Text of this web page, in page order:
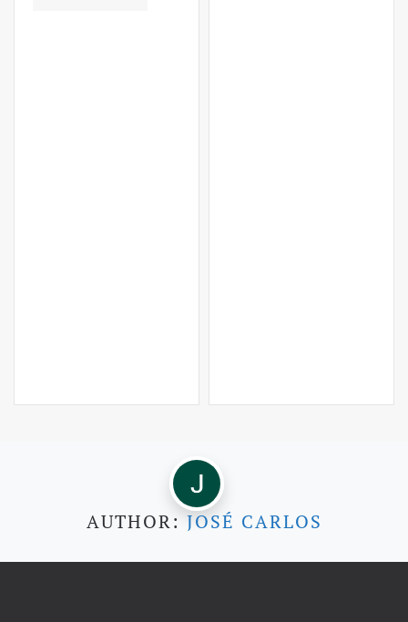
AUTHOR: JOSÉ CARLOS